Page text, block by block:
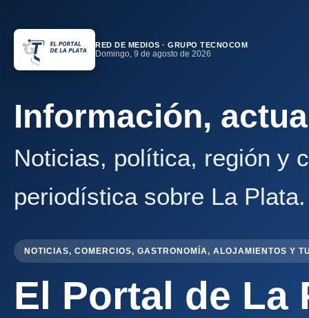
RED DE MEDIOS · GRUPO TECNOCOM
Domingo, 9 de agosto de 2026
Información,
Noticias, política, región y
periodística sobre La Plata.
NOTICIAS, COMERCIOS, GASTRONOMÍA, ALOJAMIENTOS Y
El Portal de La